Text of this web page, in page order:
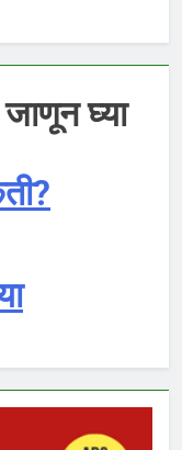
घ्या